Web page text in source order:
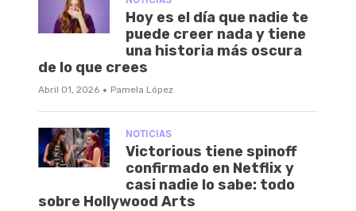
Hoy es el día que nadie te
puede creer nada y tiene
una historia más oscura
de lo que crees
Abril 01, 2026 · Pamela López
NOTICIAS
Victorious tiene spinoff
confirmado en Netflix y
casi nadie lo sabe: todo
sobre Hollywood Arts